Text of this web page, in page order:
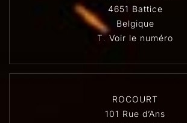
4651 Battice
Belgique
T. Voir le numéro
ROCOURT
101 Rue d’Ans